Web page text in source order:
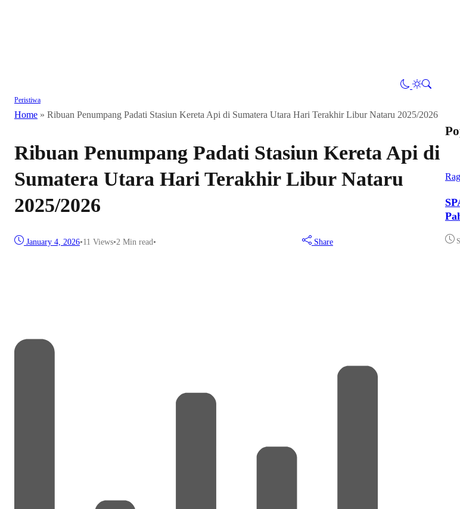
Peristiwa
Home » Ribuan Penumpang Padati Stasiun Kereta Api di Sumatera Utara Hari Terakhir Libur Nataru 2025/2026
Ribuan Penumpang Padati Stasiun Kereta Api di
Sumatera Utara Hari Terakhir Libur Nataru
2025/2026
January 4, 2026•11 Views•2 Min read• Share